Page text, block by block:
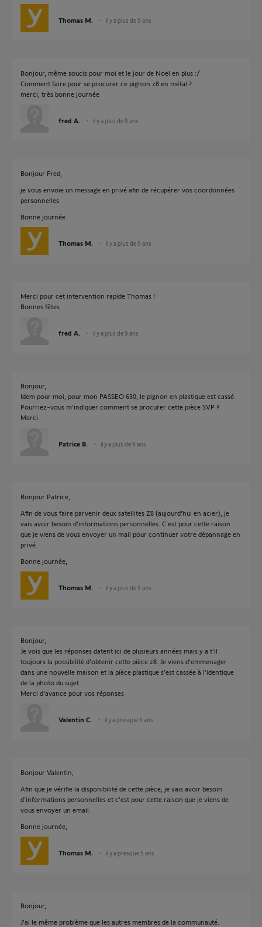
Thomas M. il y a plus de 9 ans
Bonjour, même soucis pour moi et le jour de Noel en plus :/
Comment faire pour se procurer ce pignon z8 en métal ?
merci, très bonne journée
fred A. il y a plus de 9 ans
Bonjour Fred,
je vous envoie un message en privé afin de récupérer vos coordonnées
personnelles
Bonne journée
Thomas M. il y a plus de 9 ans
Merci pour cet intervention rapide Thomas !
Bonnes fêtes
fred A. il y a plus de 9 ans
Bonjour,
Idem pour moi, pour mon PASSEO 630, le pignon en plastique est cassé.
Pourriez-vous m'indiquer comment se procurer cette pièce SVP ?
Merci.
Patrice B. il y a plus de 9 ans
Bonjour Patrice,
Afin de vous faire parvenir deux satellites Z8 (aujourd'hui en acier), je
vais avoir besoin d'informations personnelles. C'est pour cette raison
que je viens de vous envoyer un mail pour continuer votre dépannage en
privé.
Bonne journée,
Thomas M. il y a plus de 9 ans
Bonjour,
Je vois que les réponses datent ici de plusieurs années mais y a t’il
toujours la possibilité d’obtenir cette pièce z8. Je viens d’emmenager
dans une nouvelle maison et la pièce plastique s’est cassée à l’identique
de la photo du sujet.
Merci d’avance pour vos réponses
Valentin C. il y a presque 5 ans
Bonjour Valentin,
Afin que je vérifie la disponibilité de cette pièce, je vais avoir besoin
d'informations personnelles et c'est pour cette raison que je viens de
vous envoyer un email.
Bonne journée,
Thomas M. il y a presque 5 ans
Bonjour,
J’ai le même problème que les autres membres de la communauté.